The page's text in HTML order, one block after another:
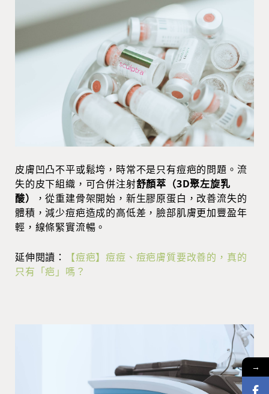
皮膚凹凸不平或鬆垮，時常不是只有痘疤的問題。流
失的皮下組織，可合併注射舒顏萃（3D聚左旋乳
酸）
，從重建骨架開始，新生膠原蛋白，改善流失的
體積，減少痘疤造成的高低差，臉部肌膚更加豐盈年
輕，線條緊實流暢。
延伸閱讀：
【痘疤】痘痘、痘疤膚質要改善的，真的
只有「疤」嗎？
→